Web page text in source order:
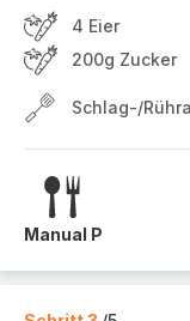
4 Eier
200g Zucker
Schlag-/
Manual P